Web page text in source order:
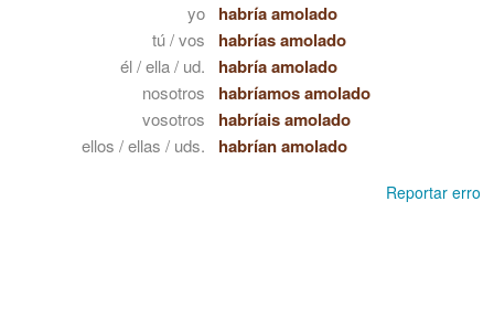
yo habría amolado
tú / vos habrías amolado
él / ella / ud. habría amolado
nosotros habríamos amolado
vosotros habríais amolado
ellos / ellas / uds. habrían amolado
Reportar erro